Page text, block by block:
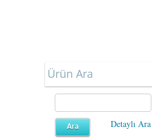
Ürün Ara
Detaylı Ara